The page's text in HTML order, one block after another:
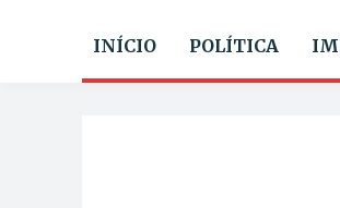
INÍCIO POLÍTICA